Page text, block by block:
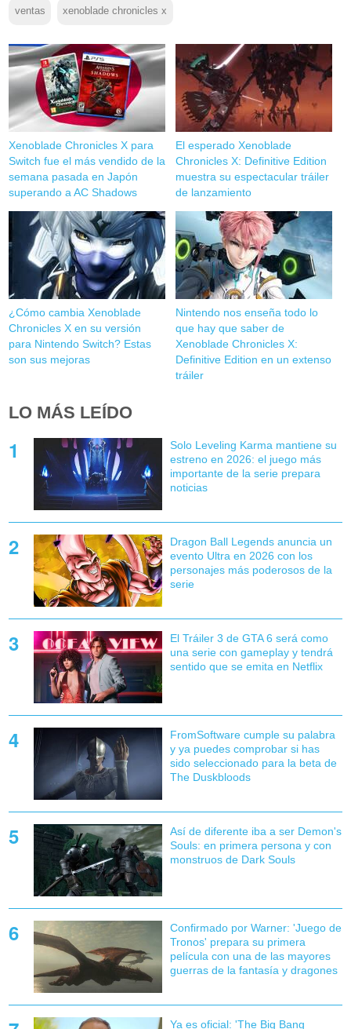
ventas xenoblade chronicles x
Xenoblade Chronicles X para
Switch fue el más vendido de la
semana pasada en Japón
superando a AC Shadows
El esperado Xenoblade
Chronicles X: Definitive Edition
muestra su espectacular tráiler
de lanzamiento
¿Cómo cambia Xenoblade
Chronicles X en su versión
para Nintendo Switch? Estas
son sus mejoras
Nintendo nos enseña todo lo
que hay que saber de
Xenoblade Chronicles X:
Definitive Edition en un extenso
tráiler
LO MÁS LEÍDO
Solo Leveling Karma mantiene su
estreno en 2026: el juego más
importante de la serie prepara
noticias
Dragon Ball Legends anuncia un
evento Ultra en 2026 con los
personajes más poderosos de la
serie
El Tráiler 3 de GTA 6 será como
una serie con gameplay y tendrá
sentido que se emita en Netflix
FromSoftware cumple su palabra
y ya puedes comprobar si has
sido seleccionado para la beta de
The Duskbloods
Así de diferente iba a ser Demon's
Souls: en primera persona y con
monstruos de Dark Souls
Confirmado por Warner: 'Juego de
Tronos' prepara su primera
película con una de las mayores
guerras de la fantasía y dragones
Ya es oficial: 'The Big Bang